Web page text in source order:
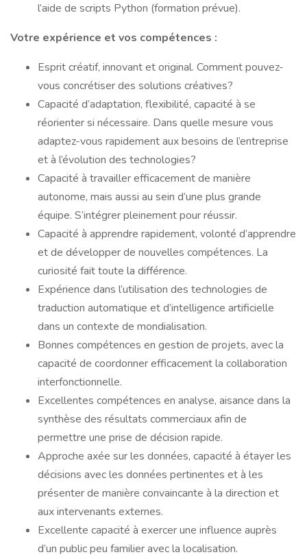
l’aide de scripts Python (formation prévue).
Votre expérience et vos compétences :
Esprit créatif, innovant et original. Comment pouvez-
vous concrétiser des solutions créatives?
Capacité d’adaptation, flexibilité, capacité à se
réorienter si nécessaire. Dans quelle mesure vous
adaptez-vous rapidement aux besoins de l’entreprise
et à l’évolution des technologies?
Capacité à travailler efficacement de manière
autonome, mais aussi au sein d’une plus grande
équipe. S’intégrer pleinement pour réussir.
Capacité à apprendre rapidement, volonté d’apprendre
et de développer de nouvelles compétences. La
curiosité fait toute la différence.
Expérience dans l’utilisation des technologies de
traduction automatique et d’intelligence artificielle
dans un contexte de mondialisation.
Bonnes compétences en gestion de projets, avec la
capacité de coordonner efficacement la collaboration
interfonctionnelle.
Excellentes compétences en analyse, aisance dans la
synthèse des résultats commerciaux afin de
permettre une prise de décision rapide.
Approche axée sur les données, capacité à étayer les
décisions avec les données pertinentes et à les
présenter de manière convaincante à la direction et
aux intervenants externes.
Excellente capacité à exercer une influence auprès
d’un public peu familier avec la localisation.